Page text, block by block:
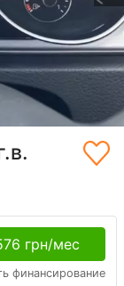
грн/мес
финансирование